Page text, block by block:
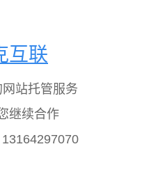
互联
站托管服务
继续合作